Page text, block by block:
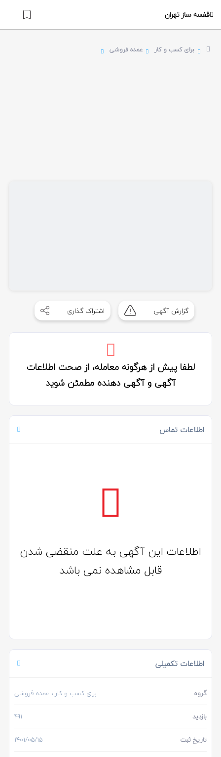
قفسه ساز تهران
برای کسب و کار عمده فروشی
گزارش آگهی اشتراک گذاری
لطفا پیش از هرگونه معامله، از صحت اطلاعات
آگهی و آگهی دهنده مطمئن شوید
اطلاعات تماس
اطلاعات این آگهی به علت منقضی شدن
قابل مشاهده نمی باشد
اطلاعات تکمیلی
گروه برای کسب و کار ، عمده فروشی
بازدید 491
تاریخ ثبت 1401/05/15